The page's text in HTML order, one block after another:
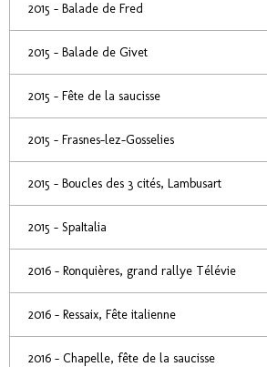
2015 - Balade de Fred
2015 - Balade de Givet
2015 - Fête de la saucisse
2015 - Frasnes-lez-Gosselies
2015 - Boucles des 3 cités, Lambusart
2015 - SpaItalia
2016 - Ronquières, grand rallye Télévie
2016 - Ressaix, Fête italienne
2016 - Chapelle, fête de la saucisse